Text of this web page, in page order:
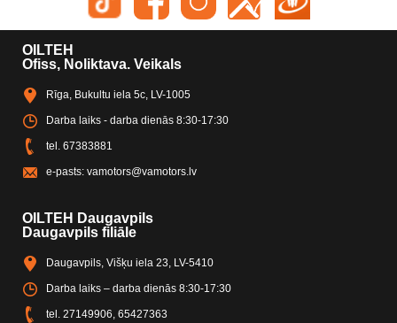
OILTEH
Ofiss, Noliktava. Veikals
Rīga, Bukultu iela 5c, LV-1005
Darba laiks - darba dienās 8:30-17:30
tel. 67383881
e-pasts: vamotors@vamotors.lv
OILTEH Daugavpils
Daugavpils filiāle
Daugavpils, Višķu iela 23, LV-5410
Darba laiks – darba dienās 8:30-17:30
tel. 27149906, 65427363